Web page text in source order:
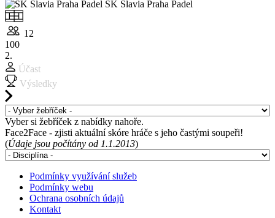
SK Slavia Praha Padel
12
100
2.
Účast
Výsledky
Vyber si žebříček z nabídky nahoře.
Face2Face - zjisti aktuální skóre hráče s jeho častými soupeři!
(Údaje jsou počítány od 1.1.2013)
Podmínky využívání služeb
Podmínky webu
Ochrana osobních údajů
Kontakt